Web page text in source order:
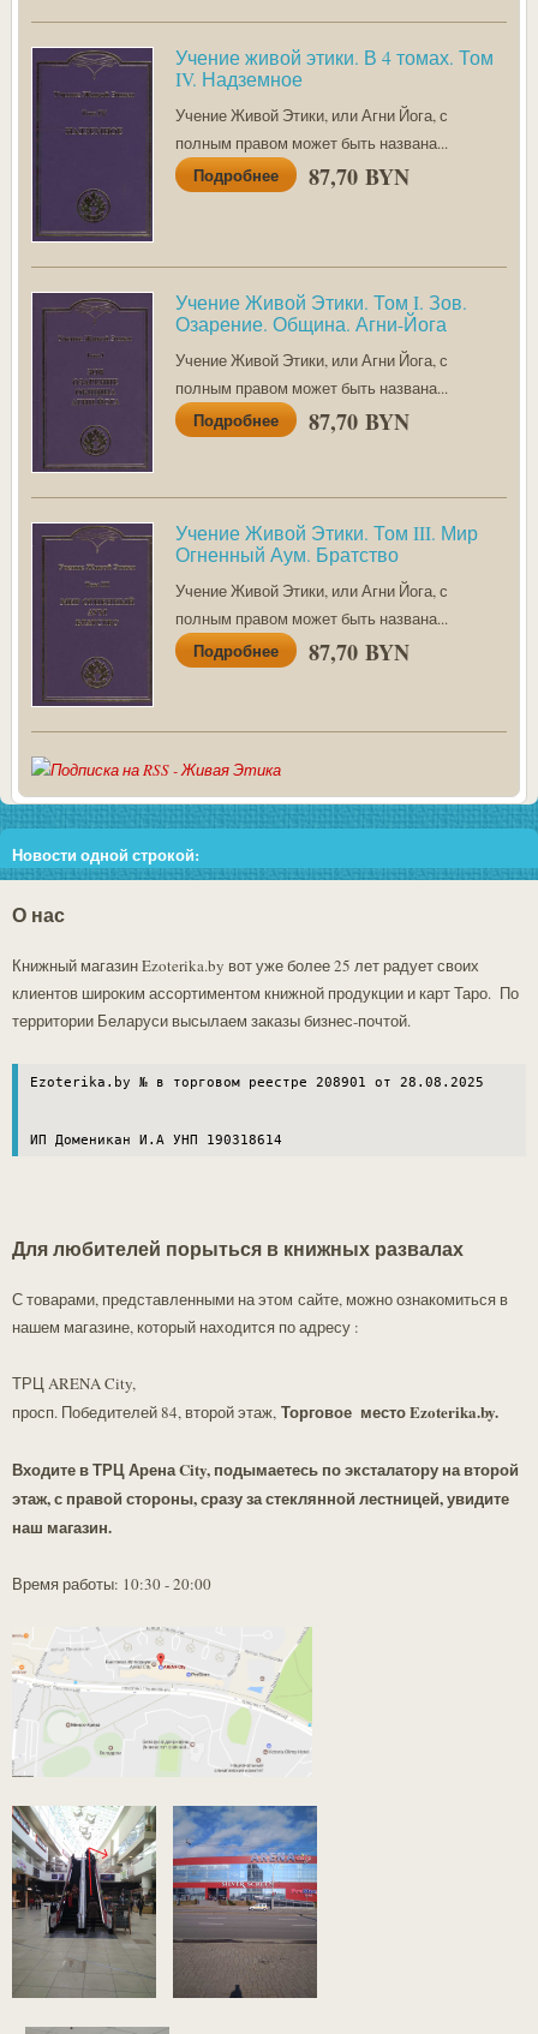
Учение живой этики. В 4 томах. Том
IV. Надземное
Учение Живой Этики, или Агни Йога, с
полным правом может быть названа...
Подробнее 87,70 BYN
Учение Живой Этики. Том I. Зов.
Озарение. Община. Агни-Йога
Учение Живой Этики, или Агни Йога, с
полным правом может быть названа...
Подробнее 87,70 BYN
Учение Живой Этики. Том III. Мир
Огненный Аум. Братство
Учение Живой Этики, или Агни Йога, с
полным правом может быть названа...
Подробнее 87,70 BYN
Новости одной строкой:
недоразумений, перед тем как сделать заказ, пожалуйста, уточняйте
актуальную цену!!!.
О нас
Книжный магазин Ezoterika.by вот уже более 25 лет радует своих
клиентов широким ассортиментом книжной продукции и карт Таро. По
территории Беларуси высылаем заказы бизнес-почтой.
Ezoterika.by № в торговом реестре 208901 от 28.08.2025
ИП Доменикан И.А УНП 190318614
Для любителей порыться в книжных развалах
С товарами, представленными на этом сайте, можно ознакомиться в
нашем магазине, который находится по адресу :
ТРЦ ARENA City,
просп. Победителей 84, второй этаж, Торговое место Ezoterika.by.
Входите в ТРЦ Арена City, подымаетесь по эксталатору на второй
этаж, с правой стороны, сразу за стеклянной лестницей, увидите
наш магазин.
Время работы: 10:30 - 20:00